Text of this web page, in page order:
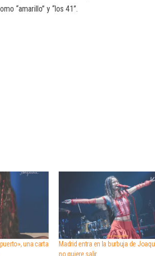
“amarillo” y “los 41”.
una carta
Madrid entra en la burbuja de
no quiere salir